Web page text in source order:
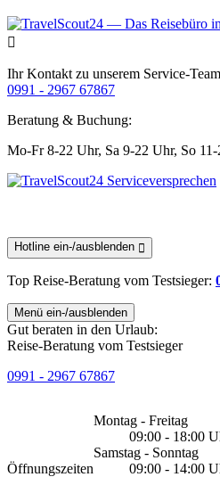
Ihr Kontakt zu unserem Service-Team
0991 - 2967 67867
Beratung & Buchung:
Mo-Fr 8-22 Uhr, Sa 9-22 Uhr, So
Hotline ein-/ausblenden
Top Reise-Beratung vom Testsieger:
Menü ein-/ausblenden
Gut beraten in den Urlaub:
Reise-Beratung vom Testsieger
0991 - 2967 67867
Öffnungszeiten
Montag - Freitag
09:00 - 18:00
Samstag - Sonntag
09:00 - 14:00